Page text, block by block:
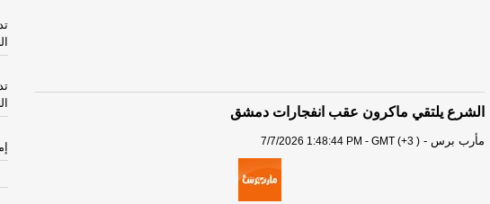
الشرع يلتقي ماكرون عقب انفجارات دمشق
مأرب برس -
7/7/2026 1:48:44 PM - GMT (+3 )